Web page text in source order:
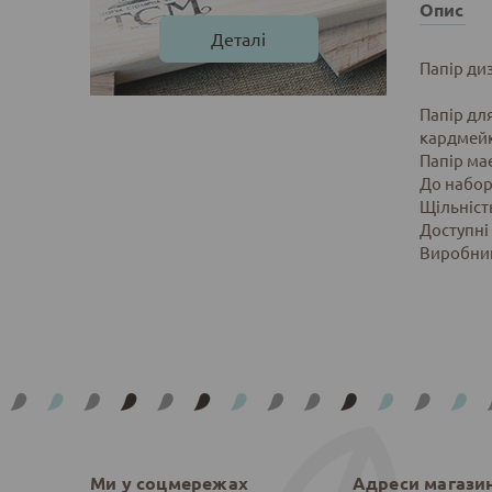
Деталі
Опис
Папір
Папір
Папір
До
Ми у соцмережах Адреси